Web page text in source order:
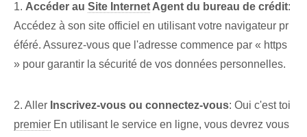
1. Accéder au Site Internet Agent du bureau de crédit:
Accédez à son site officiel en utilisant votre navigateur pr
éféré. ⁢Assurez-vous que l'adresse ‌commence par « https
» pour garantir⁣ la sécurité de vos données personnelles.
2. Aller Inscrivez-vous ou connectez-vous: Oui c'est toi
premier En utilisant le service en ligne, vous devrez vous